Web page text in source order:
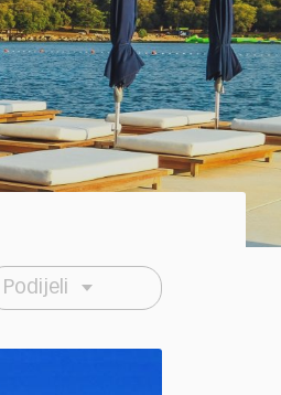
Podijeli